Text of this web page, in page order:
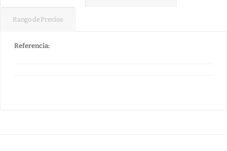
Rango de Precios
Referencia: